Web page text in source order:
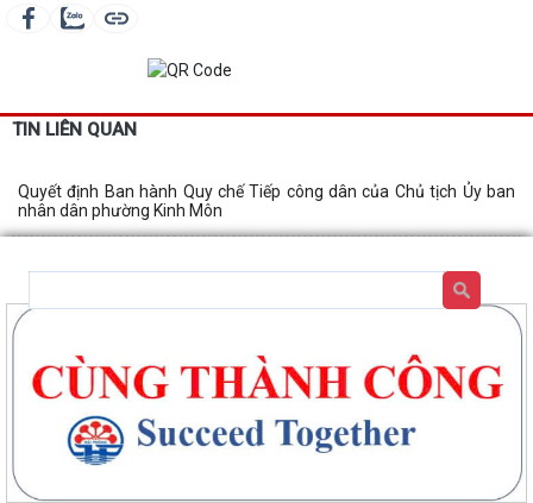
TIN LIÊN QUAN
Quyết định Ban hành Quy chế Tiếp công dân của Chủ tịch Ủy ban
nhân dân phường Kinh Môn